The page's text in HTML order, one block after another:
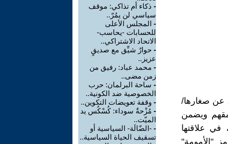
عن صغارها/
ويضمن
علاقتها
"الأمومة"
- ذكاء أم تذاكي: موقف
سياسي لن يمُرّ..
- المجلس الأعلى
للحسابات -يحاسب-
الاتحاد الاشتراكي..
- حوارٌ شيِّق مع صديقٍ
عزيز..
- محمد عباد: رفيق من
زمن مضى..
- ساحة البرلمان: حرب
الخصوصية ضد الكونية..
- وقفة تعويضات التكوين..
- مُزْحةٌ سوداء: كُسْكُس يد
الميّت..
- -الضّالَة- السياسية أو
تسقيف الحياة السياسية..